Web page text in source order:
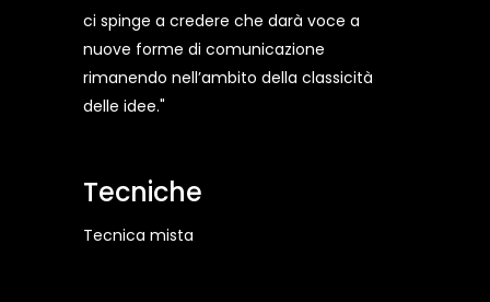
ci spinge a credere che darà voce a
nuove forme di comunicazione
rimanendo nell’ambito della classicità
delle idee."
Tecniche
Tecnica mista